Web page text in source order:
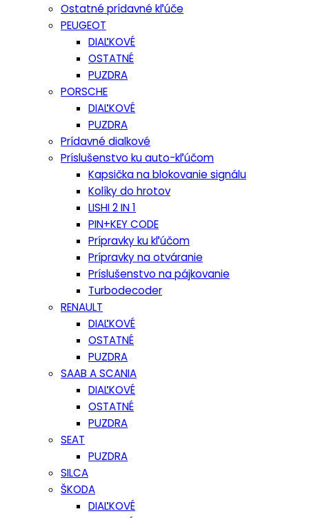
Ostatné prídavné kľúče
PEUGEOT
DIAĽKOVÉ
OSTATNÉ
PUZDRA
PORSCHE
DIAĽKOVÉ
PUZDRA
Prídavné dialkové
Príslušenstvo ku auto-kľúčom
Kapsička na blokovanie signálu
Kolíky do hrotov
LISHI 2 IN 1
PIN+KEY CODE
Prípravky ku kľúčom
Prípravky na otváranie
Príslušenstvo na pájkovanie
Turbodecoder
RENAULT
DIAĽKOVÉ
OSTATNÉ
PUZDRA
SAAB A SCANIA
DIAĽKOVÉ
OSTATNÉ
PUZDRA
SEAT
PUZDRA
SILCA
ŠKODA
DIAĽKOVÉ